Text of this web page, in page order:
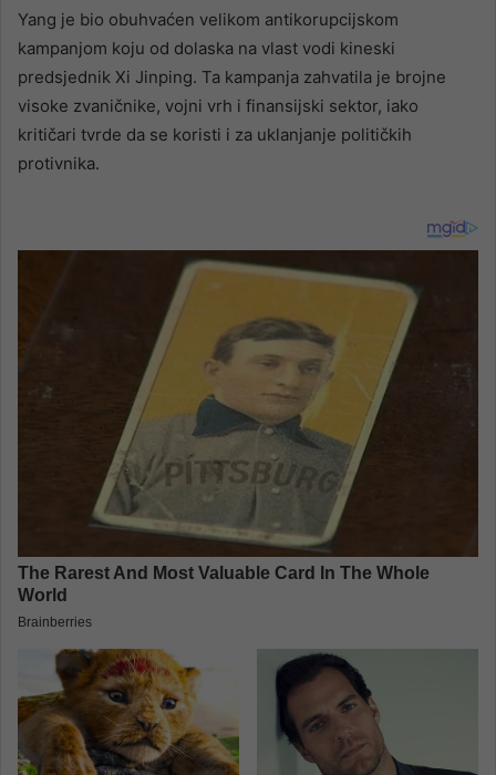
Yang je bio obuhvaćen velikom antikorupcijskom
kampanjom koju od dolaska na vlast vodi kineski
predsjednik Xi Jinping. Ta kampanja zahvatila je brojne
visoke zvaničnike, vojni vrh i finansijski sektor, iako
kritičari tvrde da se koristi i za uklanjanje političkih
protivnika.